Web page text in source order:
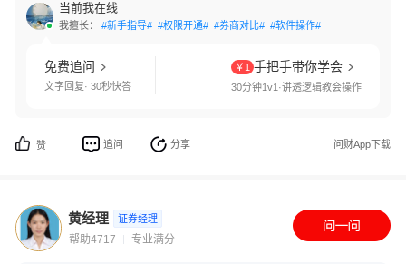
当前我在线
我擅长： #新手指导# #权限开通# #券商对比# #软件操作#
免费追问
文字回复· 30秒快答
￥1 手把手带你学会
30分钟1v1·讲透逻辑教会操作
赞 追问 分享 问财App下载
黄经理 证券经理
帮助4717 专业满分